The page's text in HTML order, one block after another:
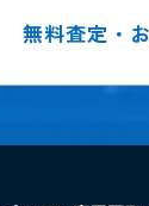
無料査定・